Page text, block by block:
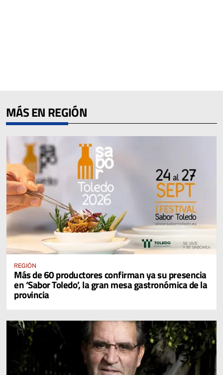
MÁS EN REGIÓN
REGIÓN
Más de 60 productores confirman ya su presencia
en ‘Sabor Toledo’, la gran mesa gastronómica de la
provincia